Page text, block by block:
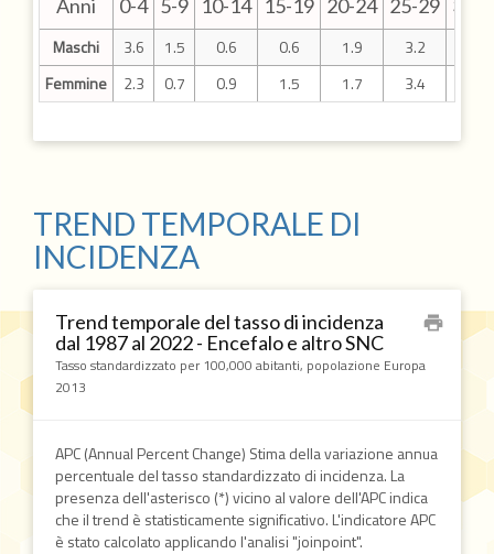
Anni 0-4 5-9 10-14 15-19 20-24 25-29 30-
Maschi 3.6 1.5 0.6 0.6 1.9 3.2
Femmine
2.3 0.7 0.9 1.5 1.7 3.4
TREND TEMPORALE DI
INCIDENZA
Trend temporale del tasso di incidenza
dal 1987 al 2022 - Encefalo e altro SNC
Tasso standardizzato per 100,000 abitanti, popolazione Europa
2013
print
APC (Annual Percent Change) Stima della variazione annua
percentuale del tasso standardizzato di incidenza. La
presenza dell'asterisco (*) vicino al valore dell'APC indica
che il trend è statisticamente significativo. L'indicatore APC
è stato calcolato applicando l'analisi "joinpoint".